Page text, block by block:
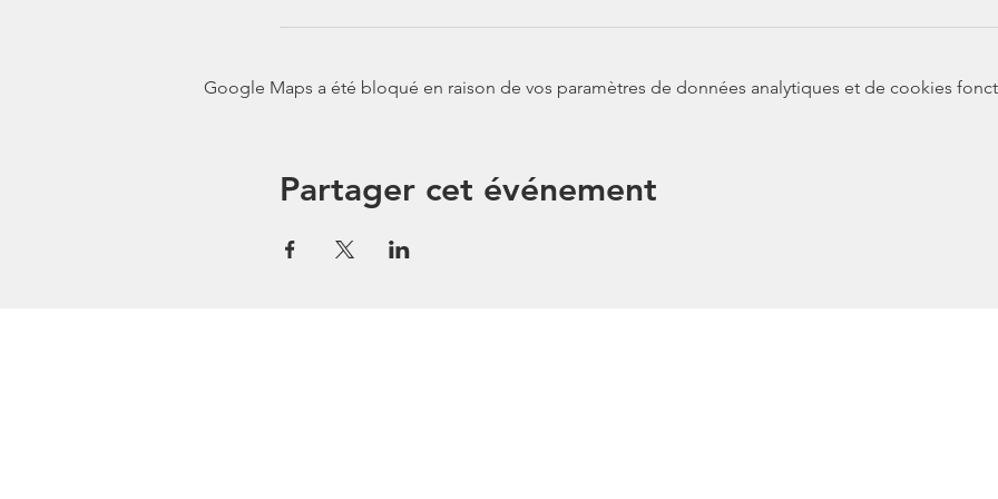
Google Maps a été bloqué en raison de vos paramètres de données analytiques et de cookies
Partager cet événement